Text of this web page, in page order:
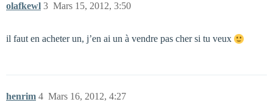
olafkewl Mars 15, 2012, 3:50
3
il faut en acheter un, j’en ai un à vendre pas cher si tu veux
henrim Mars 16, 2012, 4:27
4